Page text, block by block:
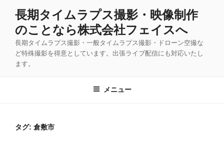
長期タイムラプス撮影・映像制作
のことなら株式会社フェイスへ
長期タイムラプス撮影・一般タイムラプス撮影・ドローン空撮な
ど特殊撮影を得意としています。出張ライブ配信にも対応いたし
ます。
メニュー
タグ: 倉敷市